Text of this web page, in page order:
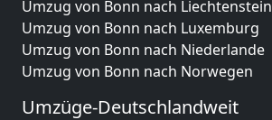
Umzug von Bonn nach Liechtenstein
Umzug von Bonn nach Luxemburg
Umzug von Bonn nach Niederlande
Umzug von Bonn nach Norwegen
Umzüge-Deutschlandweit